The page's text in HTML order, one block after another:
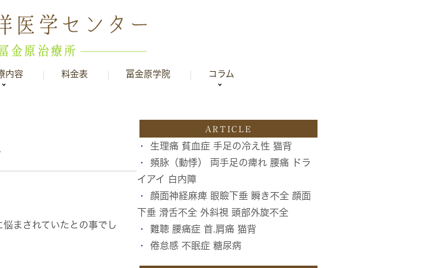
内容 料金表 冨金原学院 コラム
まされていたとの事でし
ARTICLE
生理痛 貧血症 手足の冷え性 猫背
頻脉（動悸） 両手足の痺れ 腰痛 ドラ
イアイ 白内障
顔面神経麻痺 眼瞼下垂 瞬き不全 顔面
下垂 滑舌不全 外斜視 頭部外旋不全
難聴 腰痛症 首.肩痛 猫背
倦怠感 不眠症 糖尿病